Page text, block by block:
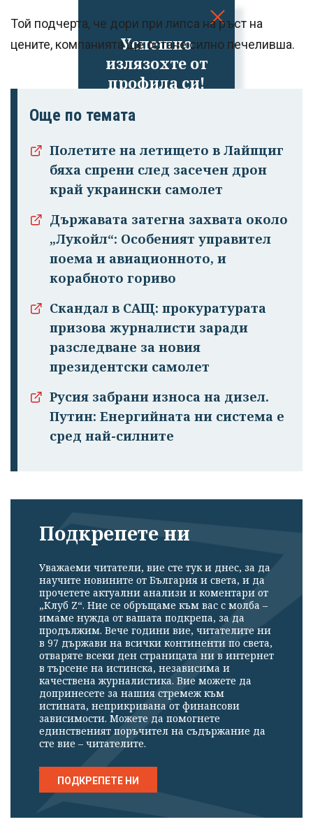
Успешно
излязохте от
профила си!
Той подчерта, че дори при липса на ръст на
цените, компанията ще остане силно печеливша.
Още по темата
Полетите на летището в Лайпциг
бяха спрени след засечен дрон
край украински самолет
Държавата затегна захвата около
„Лукойл“: Особеният управител
поема и авиационното, и
корабното гориво
Скандал в САЩ: прокуратурата
призова журналисти заради
разследване за новия
президентски самолет
Русия забрани износа на дизел.
Путин: Енергийната ни система е
сред най-силните
Подкрепете ни
Уважаеми читатели, вие сте тук и днес, за да
научите новините от България и света, и да
прочетете актуални анализи и коментари от
„Клуб Z“. Ние се обръщаме към вас с молба –
имаме нужда от вашата подкрепа, за да
продължим. Вече години вие, читателите ни
в 97 държави на всички континенти по света,
отваряте всеки ден страницата ни в интернет
в търсене на истинска, независима и
качествена журналистика. Вие можете да
допринесете за нашия стремеж към
истината, неприкривана от финансови
зависимости. Можете да помогнете
единственият поръчител на съдържание да
сте вие – читателите.
ПОДКРЕПЕТЕ НИ